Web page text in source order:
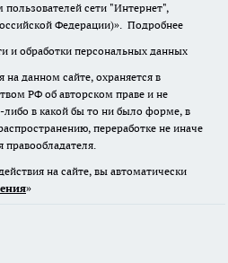
сети "Интернет",
Федерации)». Подробнее
и обработки персональных данных
данном сайте, охраняется в
РФ об авторском праве и не
в какой бы то ни было форме, в
переработке не иначе
правообладателя.
на сайте, вы автоматически
»